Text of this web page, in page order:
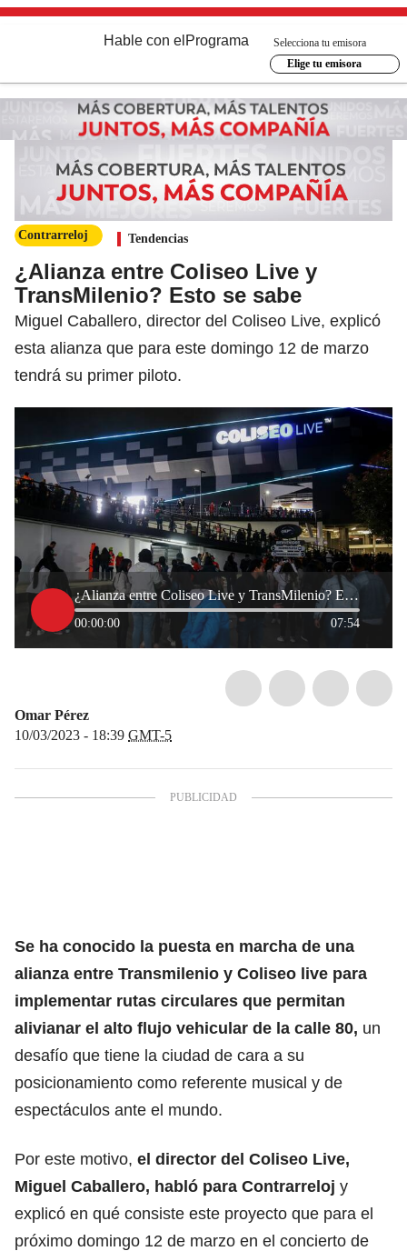
Hable con el Programa
Selecciona tu emisora
Elige tu emisora
Contrarreloj Tendencias
¿Alianza entre Coliseo Live y
TransMilenio? Esto se sabe
Miguel Caballero, director del Coliseo Live, explicó
esta alianza que para este domingo 12 de marzo
tendrá su primer piloto.
¿Alianza entre Coliseo Live y TransMilenio? Esto se sabe
00:00:00 07:54
Omar Pérez
10/03/2023 - 18:39 GMT-5
Se ha conocido la puesta en marcha de una
alianza entre Transmilenio y Coliseo live para
implementar rutas circulares que permitan
alivianar el alto flujo vehicular de la calle 80, un
desafío que tiene la ciudad de cara a su
posicionamiento como referente musical y de
espectáculos ante el mundo.
Por este motivo, el director del Coliseo Live,
Miguel Caballero, habló para Contrarreloj y
explicó en qué consiste este proyecto que para el
próximo domingo 12 de marzo en el concierto de